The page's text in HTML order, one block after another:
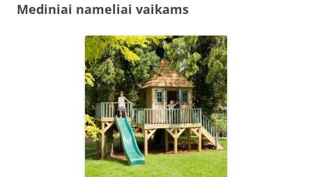
Mediniai nameliai vaikams